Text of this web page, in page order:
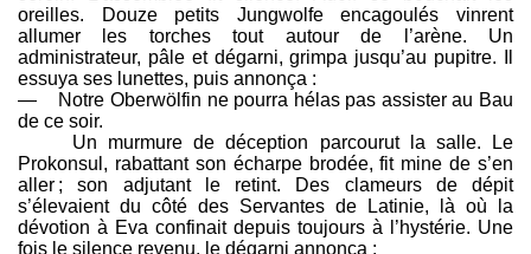
oreilles. Douze petits Jungwolfe encagoulés vinrent
allumer les torches tout autour de l’arène. Un
administrateur, pâle et dégarni, grimpa jusqu’au pupitre. Il
essuya ses lunettes, puis annonça :
— Notre Oberwölfin ne pourra hélas pas assister au Bau
de ce soir.
Un murmure de déception parcourut la salle. Le
Prokonsul, rabattant son écharpe brodée, fit mine de s’en
aller ; son adjutant le retint. Des clameurs de dépit
s’élevaient du côté des Servantes de Latinie, là où la
dévotion à Eva confinait depuis toujours à l’hystérie. Une
fois le silence revenu, le dégarni annonça :